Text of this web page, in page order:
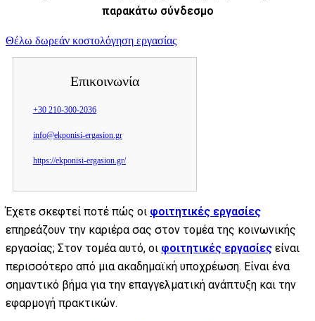
παρακάτω σύνδεσμο
Θέλω δωρεάν κοστολόγηση εργασίας
Επικοινωνία
+30 210-300-2036
info@ekponisi-ergasion.gr
https://ekponisi-ergasion.gr/
Έχετε σκεφτεί ποτέ πώς οι φοιτητικές εργασίες
επηρεάζουν την καριέρα σας στον τομέα της κοινωνικής
εργασίας; Στον τομέα αυτό, οι φοιτητικές εργασίες είναι
περισσότερο από μια ακαδημαϊκή υποχρέωση. Είναι ένα
σημαντικό βήμα για την επαγγελματική ανάπτυξη και την
εφαρμογή πρακτικών.